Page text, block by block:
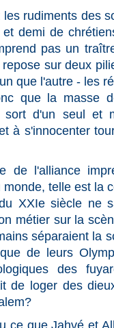
rudiments des
demi de
pas un
sur deux
que l'autre - les
que la masse
sort d'un seul et
à s'innocenter
de l'alliance
telle est la
XXIe siècle ne
métier sur la
séparaient la
de leurs
des
de loger des
ce que Jahvé et